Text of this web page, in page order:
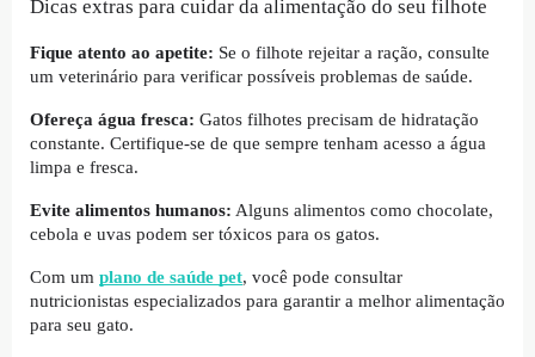
Dicas extras para cuidar da alimentação do seu filhote
Fique atento ao apetite: Se o filhote rejeitar a ração, consulte
um veterinário para verificar possíveis problemas de saúde.
Ofereça água fresca: Gatos filhotes precisam de hidratação
constante. Certifique-se de que sempre tenham acesso a água
limpa e fresca.
Evite alimentos humanos: Alguns alimentos como chocolate,
cebola e uvas podem ser tóxicos para os gatos.
Com um plano de saúde pet, você pode consultar
nutricionistas especializados para garantir a melhor alimentação
para seu gato.